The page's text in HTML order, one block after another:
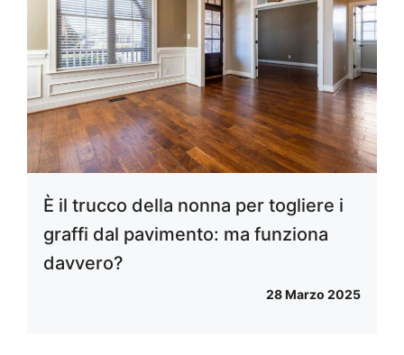
È il trucco della nonna per togliere i
graffi dal pavimento: ma funziona
davvero?
28 Marzo 2025